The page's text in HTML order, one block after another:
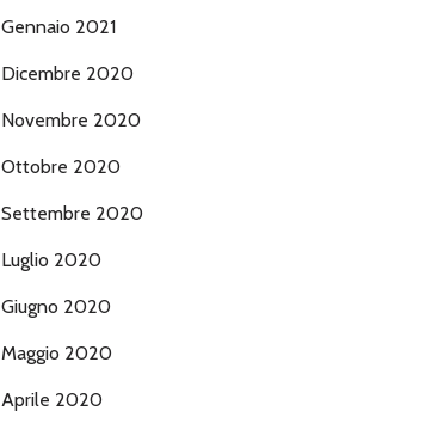
Gennaio 2021
Dicembre 2020
Novembre 2020
Ottobre 2020
Settembre 2020
Luglio 2020
Giugno 2020
Maggio 2020
Aprile 2020